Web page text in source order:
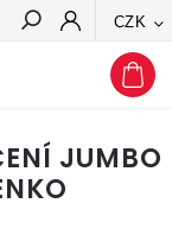
CZK
Hledat
JUMBO